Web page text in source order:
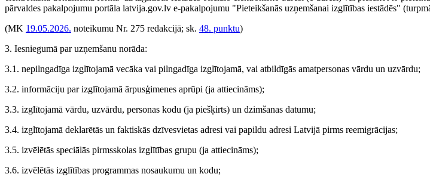
pārvaldes pakalpojumu portāla latvija.gov.lv e-pakalpojumu "Pieteikšanās uzņemšanai izglītības iestādēs"
(MK 19.05.2026. noteikumu Nr. 275 redakcijā; sk. 48. punktu)
3. Iesniegumā par uzņemšanu norāda:
3.1. nepilngadīga izglītojamā vecāka vai pilngadīga izglītojamā, vai atbildīgās amatpersonas vārdu un uzvārdu;
3.2. informāciju par izglītojamā ārpusģimenes aprūpi (ja attiecināms);
3.3. izglītojamā vārdu, uzvārdu, personas kodu (ja piešķirts) un dzimšanas datumu;
3.4. izglītojamā deklarētās un faktiskās dzīvesvietas adresi vai papildu adresi Latvijā pirms reemigrācijas;
3.5. izvēlētās speciālās pirmsskolas izglītības grupu (ja attiecināms);
3.6. izvēlētās izglītības programmas nosaukumu un kodu;